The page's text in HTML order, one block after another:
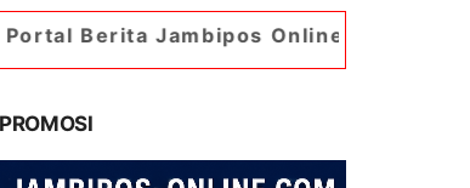
Jambipos Online. Portal Berita Paling